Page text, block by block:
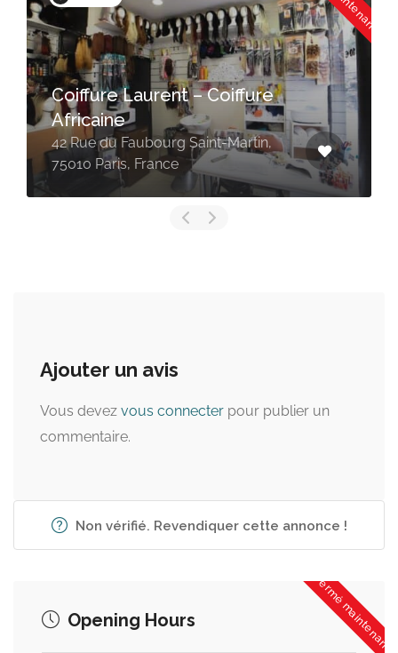
Mondial Afro
49 Rue du Château d'Eau, 75010
Paris, France
Ajouter un avis
Vous devez vous connecter pour publier un
commentaire.
Non vérifié. Revendiquer cette annonce !
Fermé maintenant
Opening Hours